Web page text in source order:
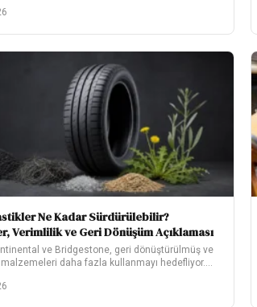
Ne Kadar Sürdürülebilir?
Verimlilik ve Geri Dönüşüm Açıklaması
ve Bridgestone, geri dönüştürülmüş ve
daha fazla kullanmayı hedefliyor.